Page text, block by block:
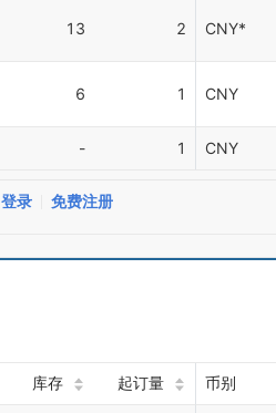
13 2 CNY*
6 1 CNY
- 1 CNY
登录 免费注册
库存 起订量 币别